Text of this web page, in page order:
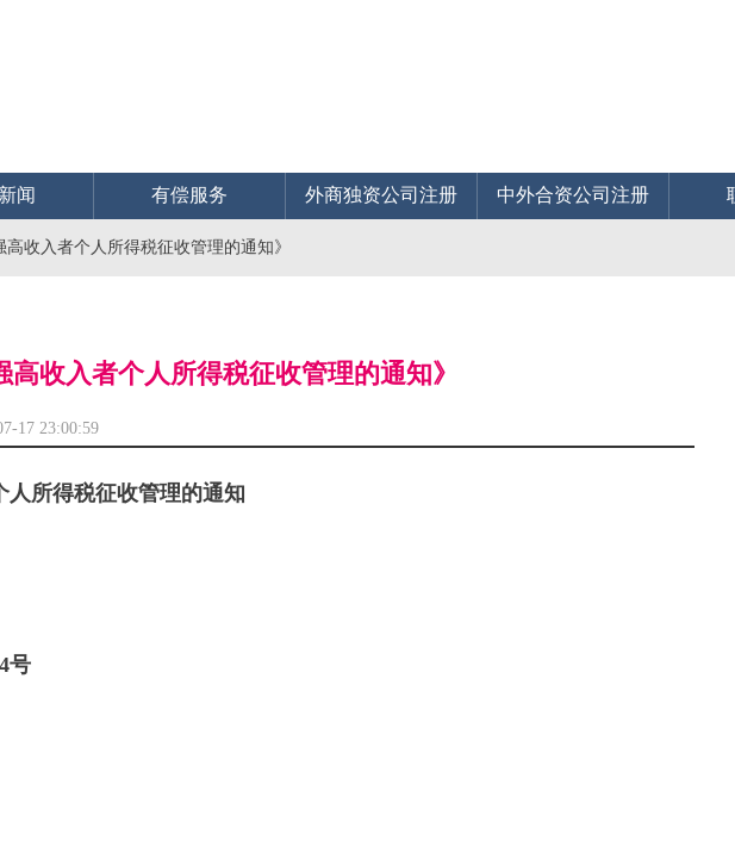
闻 有偿服务 外商独资公司注册 中外合资公司注册
收入者个人所得税征收管理的通知》
收入者个人所得税征收管理的通知》
23:00:59
人所得税征收管理的通知
号